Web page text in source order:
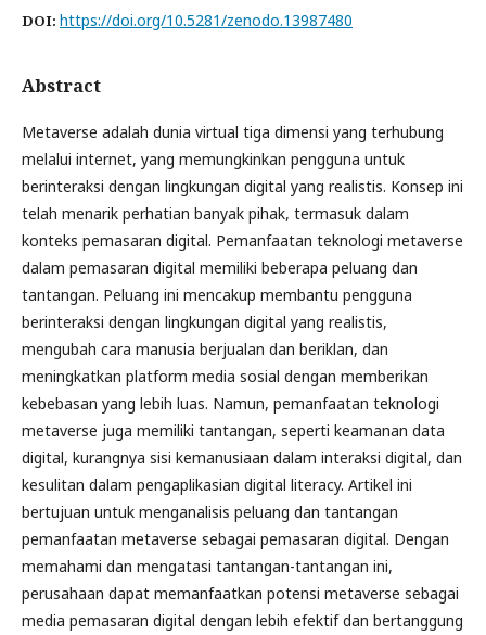
DOI: https://doi.org/10.5281/zenodo.13987480
Abstract
Metaverse adalah dunia virtual tiga dimensi yang terhubung
melalui internet, yang memungkinkan pengguna untuk
berinteraksi dengan lingkungan digital yang realistis. Konsep ini
telah menarik perhatian banyak pihak, termasuk dalam
konteks pemasaran digital. Pemanfaatan teknologi metaverse
dalam pemasaran digital memiliki beberapa peluang dan
tantangan. Peluang ini mencakup membantu pengguna
berinteraksi dengan lingkungan digital yang realistis,
mengubah cara manusia berjualan dan beriklan, dan
meningkatkan platform media sosial dengan memberikan
kebebasan yang lebih luas. Namun, pemanfaatan teknologi
metaverse juga memiliki tantangan, seperti keamanan data
digital, kurangnya sisi kemanusiaan dalam interaksi digital, dan
kesulitan dalam pengaplikasian digital literacy. Artikel ini
bertujuan untuk menganalisis peluang dan tantangan
pemanfaatan metaverse sebagai pemasaran digital. Dengan
memahami dan mengatasi tantangan-tantangan ini,
perusahaan dapat memanfaatkan potensi metaverse sebagai
media pemasaran digital dengan lebih efektif dan bertanggung